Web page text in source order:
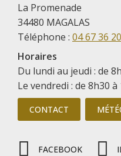
La Promenade
34480 MAGALAS
Téléphone : 04 67 36
Horaires
Du lundi au jeudi : de
Le vendredi : de 8h30
CONTACT
FACEBOOK